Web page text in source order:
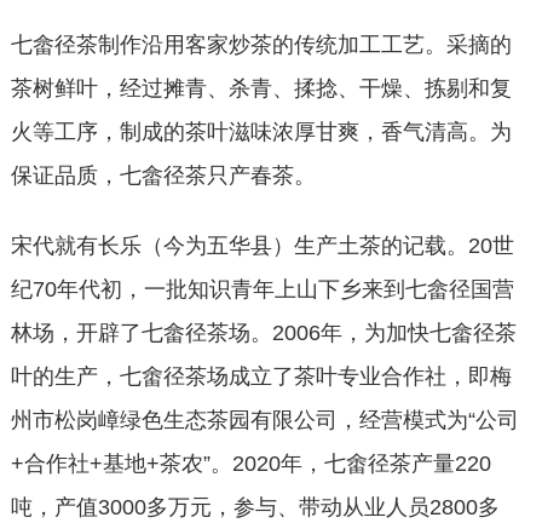
七畲径茶制作沿用客家炒茶的传统加工工艺。采摘的
茶树鲜叶，经过摊青、杀青、揉捻、干燥、拣剔和复
火等工序，制成的茶叶滋味浓厚甘爽，香气清高。为
保证品质，七畲径茶只产春茶。
宋代就有长乐（今为五华县）生产土茶的记载。20世
纪70年代初，一批知识青年上山下乡来到七畲径国营
林场，开辟了七畲径茶场。2006年，为加快七畲径茶
叶的生产，七畬径茶场成立了茶叶专业合作社，即梅
州市松岗嶂绿色生态茶园有限公司，经营模式为“公司
+合作社+基地+茶农”。2020年，七畬径茶产量220
吨，产值3000多万元，参与、带动从业人员2800多